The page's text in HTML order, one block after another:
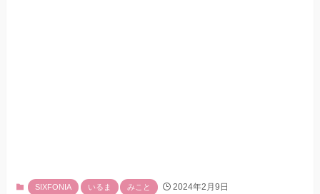
SIXFONIA いるま みこと 2024年2月9日